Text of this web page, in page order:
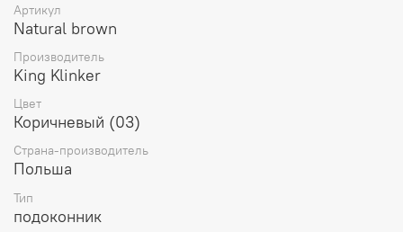
Артикул
Natural brown
Производитель
King Klinker
Цвет
Коричневый (03)
Страна-производитель
Польша
Тип
подоконник